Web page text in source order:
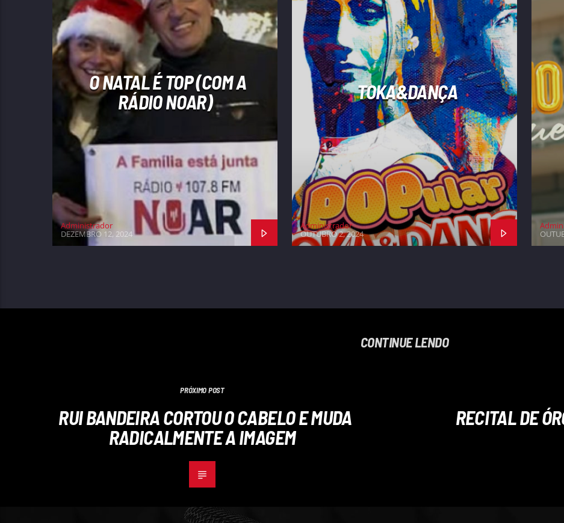
O NATAL É TOP (COM A
RÁDIO NOAR)
Administrador
DEZEMBRO 12, 2024
TOKA&DANÇA
Administrador
OUTUBRO 2, 2024
CONTINUE LENDO
PRÓXIMO POST
RUI BANDEIRA CORTOU O CABELO E MUDA
RADICALMENTE A IMAGEM
RECITAL DE